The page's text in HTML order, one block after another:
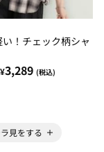
！チェック柄シャ
¥3,289 (税込)
見をする